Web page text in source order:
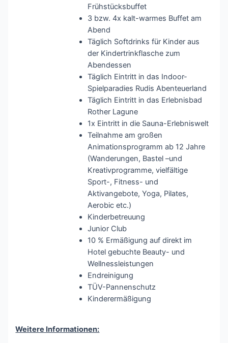
Frühstücksbuffet
3 bzw. 4x kalt-warmes Buffet am
Abend
Täglich Softdrinks für Kinder aus
der Kindertrinkflasche zum
Abendessen
Täglich Eintritt in das Indoor-
Spielparadies Rudis Abenteuerland
Täglich Eintritt in das Erlebnisbad
Rother Lagune
1x Eintritt in die Sauna-Erlebniswelt
Teilnahme am großen
Animationsprogramm ab 12 Jahre
(Wanderungen, Bastel –und
Kreativprogramme, vielfältige
Sport-, Fitness- und
Aktivangebote, Yoga, Pilates,
Aerobic etc.)
Kinderbetreuung
Junior Club
10 % Ermäßigung auf direkt im
Hotel gebuchte Beauty- und
Wellnessleistungen
Endreinigung
TÜV-Pannenschutz
Kinderermäßigung
Weitere Informationen: